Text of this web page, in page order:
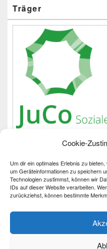
Cookie-
Um dir ein optimales Erlebnis zu
um Geräteinformationen zu speichern
Technologien zustimmst, können wir
IDs auf dieser Website verarbeiten.
zurückziehst, können bestimmte
Träger
Wichtiges
Impressum
Barrierefreiheit